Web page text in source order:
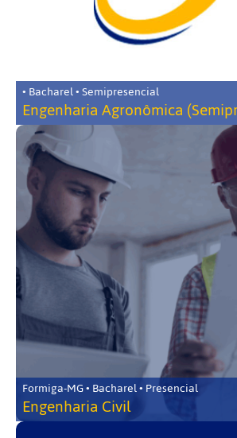
• Bacharel • Semipresencial
Engenharia Agronômica
Formiga-MG • Bacharel • Presencial
Engenharia Civil